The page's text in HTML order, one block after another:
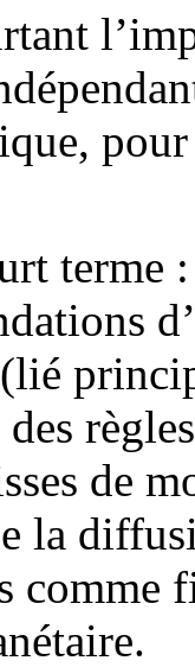
terme
de
la
comme